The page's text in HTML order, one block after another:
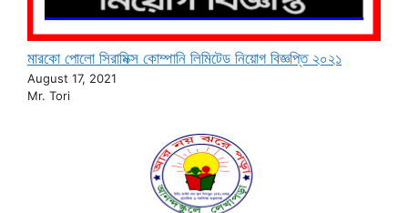
মারকো পোলো সিরামিক্স কোম্পানি লিমিটেড নিয়োগ বিজ্ঞপ্তি ২০২১
August 17, 2021
Mr. Tori